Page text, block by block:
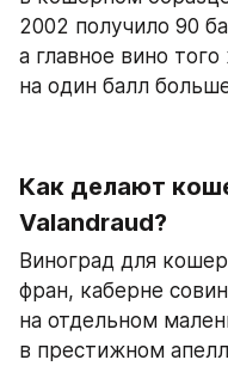
2002 получило 90
а главное вино
на один балл
Как делают
Valandraud?
Виноград для
фран, каберне
на отдельном
в престижном